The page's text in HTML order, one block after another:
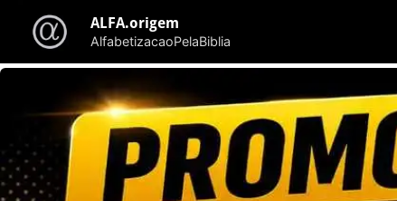
ALFA.origem
AlfabetizacaoPelaBiblia